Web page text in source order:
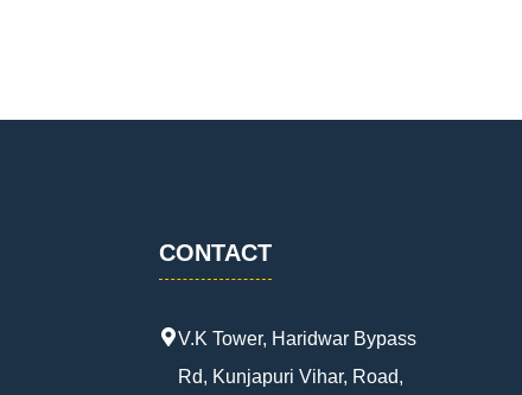
CONTACT
V.K Tower, Haridwar Bypass
Rd, Kunjapuri Vihar, Road,